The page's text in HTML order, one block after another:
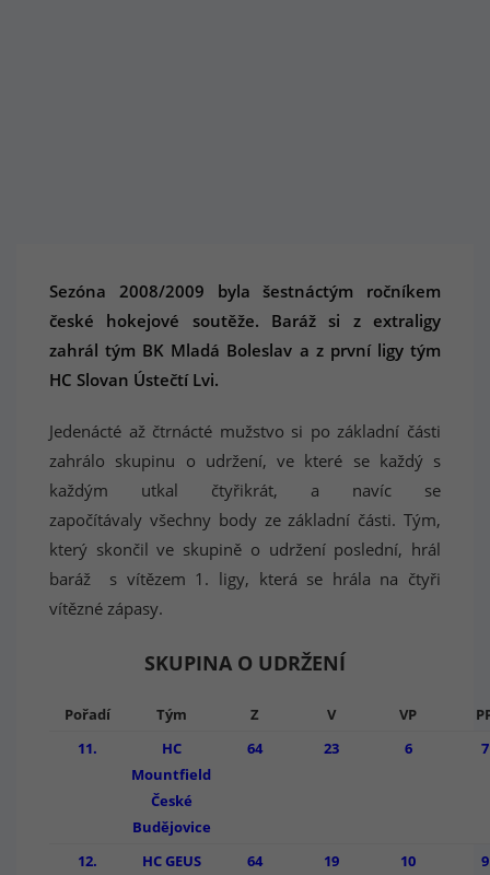
Sezóna 2008/2009 byla šestnáctým ročníkem
české hokejové soutěže. Baráž si z extraligy
zahrál tým BK Mladá Boleslav a z první ligy tým
HC Slovan Ústečtí Lvi.
Jedenácté až čtrnácté mužstvo si po základní části
zahrálo skupinu o udržení, ve které se každý s
každým utkal čtyřikrát, a navíc se
započítávaly všechny body ze základní části. Tým,
který skončil ve skupině o udržení poslední, hrál
baráž s vítězem 1. ligy, která se hrála na čtyři
vítězné zápasy.
SKUPINA O UDRŽENÍ
Pořadí Tým Z V VP
11.
HC
Mountfield
České
Budějovice
64 23 6 7
12.
HC GEUS
64 19 10 9